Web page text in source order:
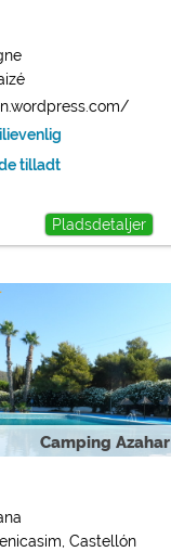
tilladt
Pladsdetaljer
Camping Azahar
Castellón